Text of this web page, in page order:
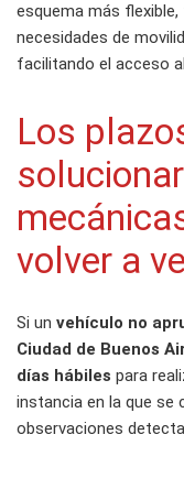
esquema más
necesidades de
facilitando el acceso
Los
volver a
Si un vehículo no
Ciudad de Buenos
días hábiles para
instancia en la que se
observaciones